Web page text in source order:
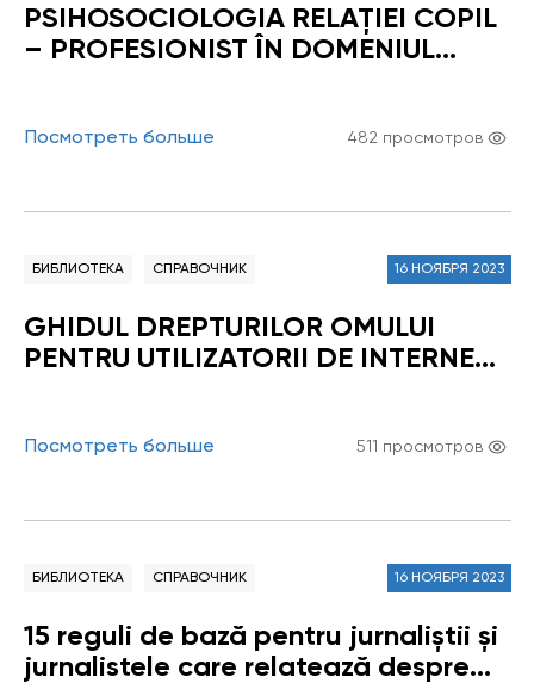
PSIHOSOCIOLOGIA RELAŢIEI COPIL
– PROFESIONIST ÎN DOMENIUL
Посмотреть больше 482 просмотров
БИБЛИОТЕКА СПРАВОЧНИК 16 НОЯБРЯ 2023
GHIDUL DREPTURILOR OMULUI
PENTRU UTILIZATORII DE INTERNET
Посмотреть больше 511 просмотров
БИБЛИОТЕКА СПРАВОЧНИК 16 НОЯБРЯ 2023
15 reguli de bază pentru jurnaliștii și
jurnalistele care relatează despre